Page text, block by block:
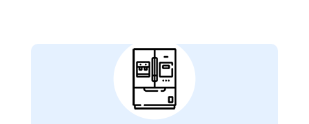
Resolve Problemas
Comuns em Freezers
na Augusta
Freezers podem apresentar diversos